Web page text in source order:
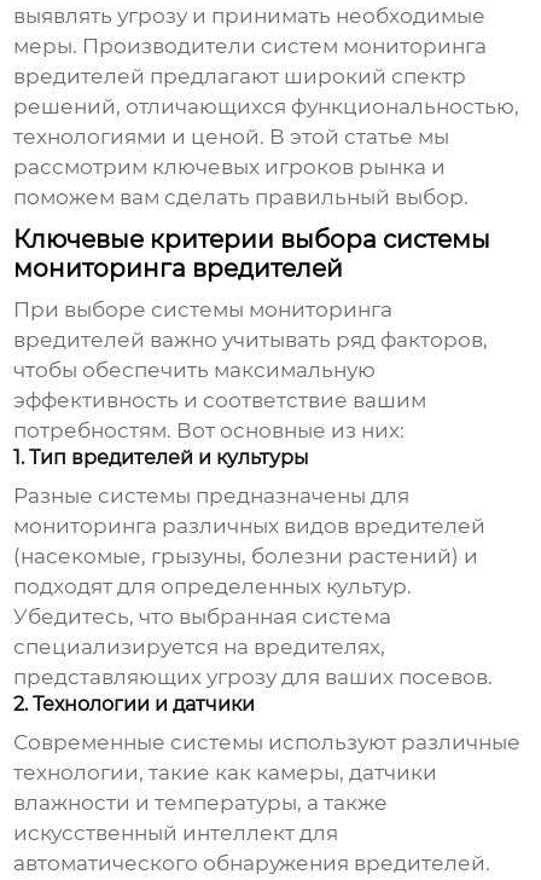
выявлять угрозу и принимать необходимые
меры. Производители систем мониторинга
вредителей предлагают широкий спектр
решений, отличающихся функциональностью,
технологиями и ценой. В этой статье мы
рассмотрим ключевых игроков рынка и
поможем вам сделать правильный выбор.
Ключевые критерии выбора системы
мониторинга вредителей
При выборе системы мониторинга
вредителей важно учитывать ряд факторов,
чтобы обеспечить максимальную
эффективность и соответствие вашим
потребностям. Вот основные из них:
1. Тип вредителей и культуры
Разные системы предназначены для
мониторинга различных видов вредителей
(насекомые, грызуны, болезни растений) и
подходят для определенных культур.
Убедитесь, что выбранная система
специализируется на вредителях,
представляющих угрозу для ваших посевов.
2. Технологии и датчики
Современные системы используют различные
технологии, такие как камеры, датчики
влажности и температуры, а также
искусственный интеллект для
автоматического обнаружения вредителей.